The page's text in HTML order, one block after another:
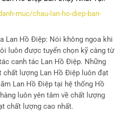
muc/chau-lan-ho-diep-ban-
Lan Hồ Điệp: Nói không ngoa khi
luôn được tuyển chọn kỹ càng từ
canh tác Lan Hồ Điệp. Những
chất lượng Lan Hồ Điệp luôn đạt
Lan Hồ Điệp tại hệ thống Hồ
luôn yên tâm về chất lượng
chất lượng cao nhất.